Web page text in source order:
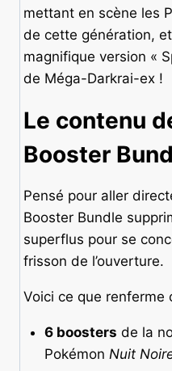
mettant en scène les
de cette génération,
magnifique version «
de Méga-Darkrai-ex !
Le contenu
Booster
Pensé pour aller
Booster Bundle
superflus pour se
frisson de l’ouverture.
Voici ce que renferme
6 boosters de la
Pokémon Nuit